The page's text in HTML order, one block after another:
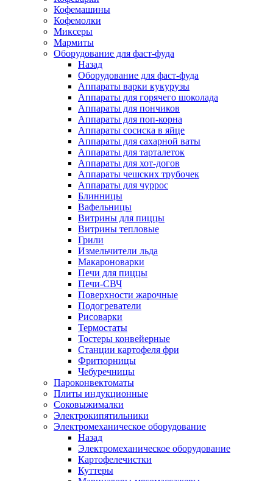
Кофемашины
Кофемолки
Миксеры
Мармиты
Оборудование для фаст-фуда
Назад
Оборудование для фаст-фуда
Аппараты варки кукурузы
Аппараты для горячего шоколада
Аппараты для пончиков
Аппараты для поп-корна
Аппараты сосиска в яйце
Аппараты для сахарной ваты
Аппараты для тарталеток
Аппараты для хот-догов
Аппараты чешских трубочек
Аппараты для чуррос
Блинницы
Вафельницы
Витрины для пиццы
Витрины тепловые
Грили
Измельчители льда
Макароноварки
Печи для пиццы
Печи-СВЧ
Поверхности жарочные
Подогреватели
Рисоварки
Термостаты
Тостеры конвейерные
Станции картофеля фри
Фритюрницы
Чебуречницы
Пароконвектоматы
Плиты индукционные
Соковыжималки
Электрокипятильники
Электромеханическое оборудование
Назад
Электромеханическое оборудование
Картофелечистки
Куттеры